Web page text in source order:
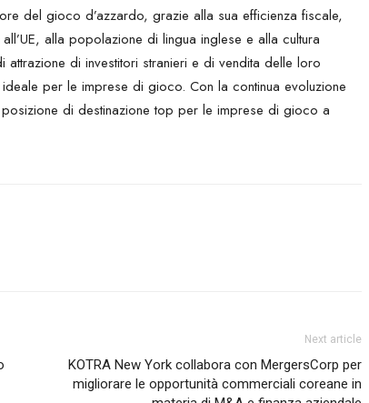
del gioco d’azzardo, grazie alla sua efficienza fiscale,
alla popolazione di lingua inglese e alla cultura
di investitori stranieri e di vendita delle loro
per le imprese di gioco. Con la continua evoluzione
di destinazione top per le imprese di gioco a
Next article
KOTRA New York collabora con MergersCorp per
migliorare le opportunità commerciali coreane in